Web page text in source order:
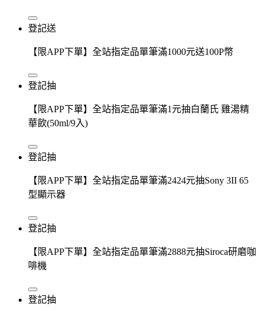
登記送
【限APP下單】全站指定品單筆滿1000元送100P幣
登記抽
【限APP下單】全站指定品單筆滿1元抽白蘭氏 雞湯精
華飲(50ml/9入)
登記抽
【限APP下單】全站指定品單筆滿2424元抽Sony 3II 65
型顯示器
登記抽
【限APP下單】全站指定品單筆滿2888元抽Siroca研磨咖
啡機
登記抽